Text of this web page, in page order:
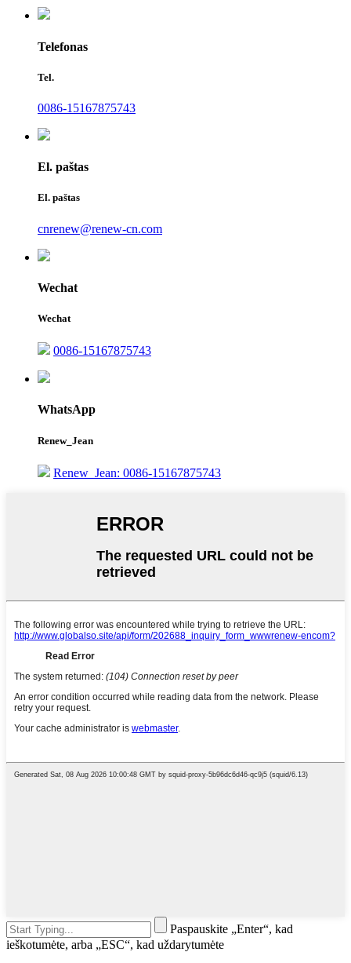
Telefonas
Tel.
0086-15167875743
El. paštas
El. paštas
cnrenew@renew-cn.com
Wechat
Wechat
0086-15167875743
WhatsApp
Renew_Jean
Renew_Jean: 0086-15167875743
Paspauskite „Enter“, kad
ieškotumėte, arba „ESC“, kad uždarytumėte